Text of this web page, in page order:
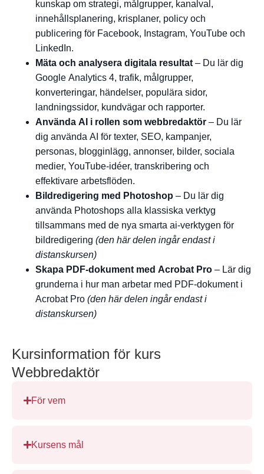
kunskap om strategi, målgrupper, kanalval,
innehållsplanering, krisplaner, policy och
publicering för Facebook, Instagram, YouTube och
LinkedIn.
Mäta och analysera digitala resultat – Du lär dig
Google Analytics 4, trafik, målgrupper,
konverteringar, händelser, populära sidor,
landningssidor, kundvägar och rapporter.
Använda AI i rollen som webbredaktör – Du lär
dig använda AI för texter, SEO, kampanjer,
personas, blogginlägg, annonser, bilder, sociala
medier, YouTube-idéer, transkribering och
effektivare arbetsflöden.
Bildredigering med Photoshop – Du lär dig
använda Photoshops alla klassiska verktyg
tillsammans med de nya smarta ai-verktygen för
bildredigering (den här delen ingår endast i
distanskursen)
Skapa PDF-dokument med Acrobat Pro – Lär dig
grunderna i hur man arbetar med PDF-dokument i
Acrobat Pro (den här delen ingår endast i
distanskursen)
Kursinformation för kurs
Webbredaktör
För vem
Kursens mål